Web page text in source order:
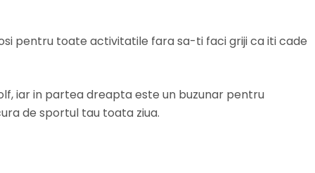
pentru toate activitatile fara sa-ti faci griji ca iti cade
iar in partea dreapta este un buzunar pentru
de sportul tau toata ziua.